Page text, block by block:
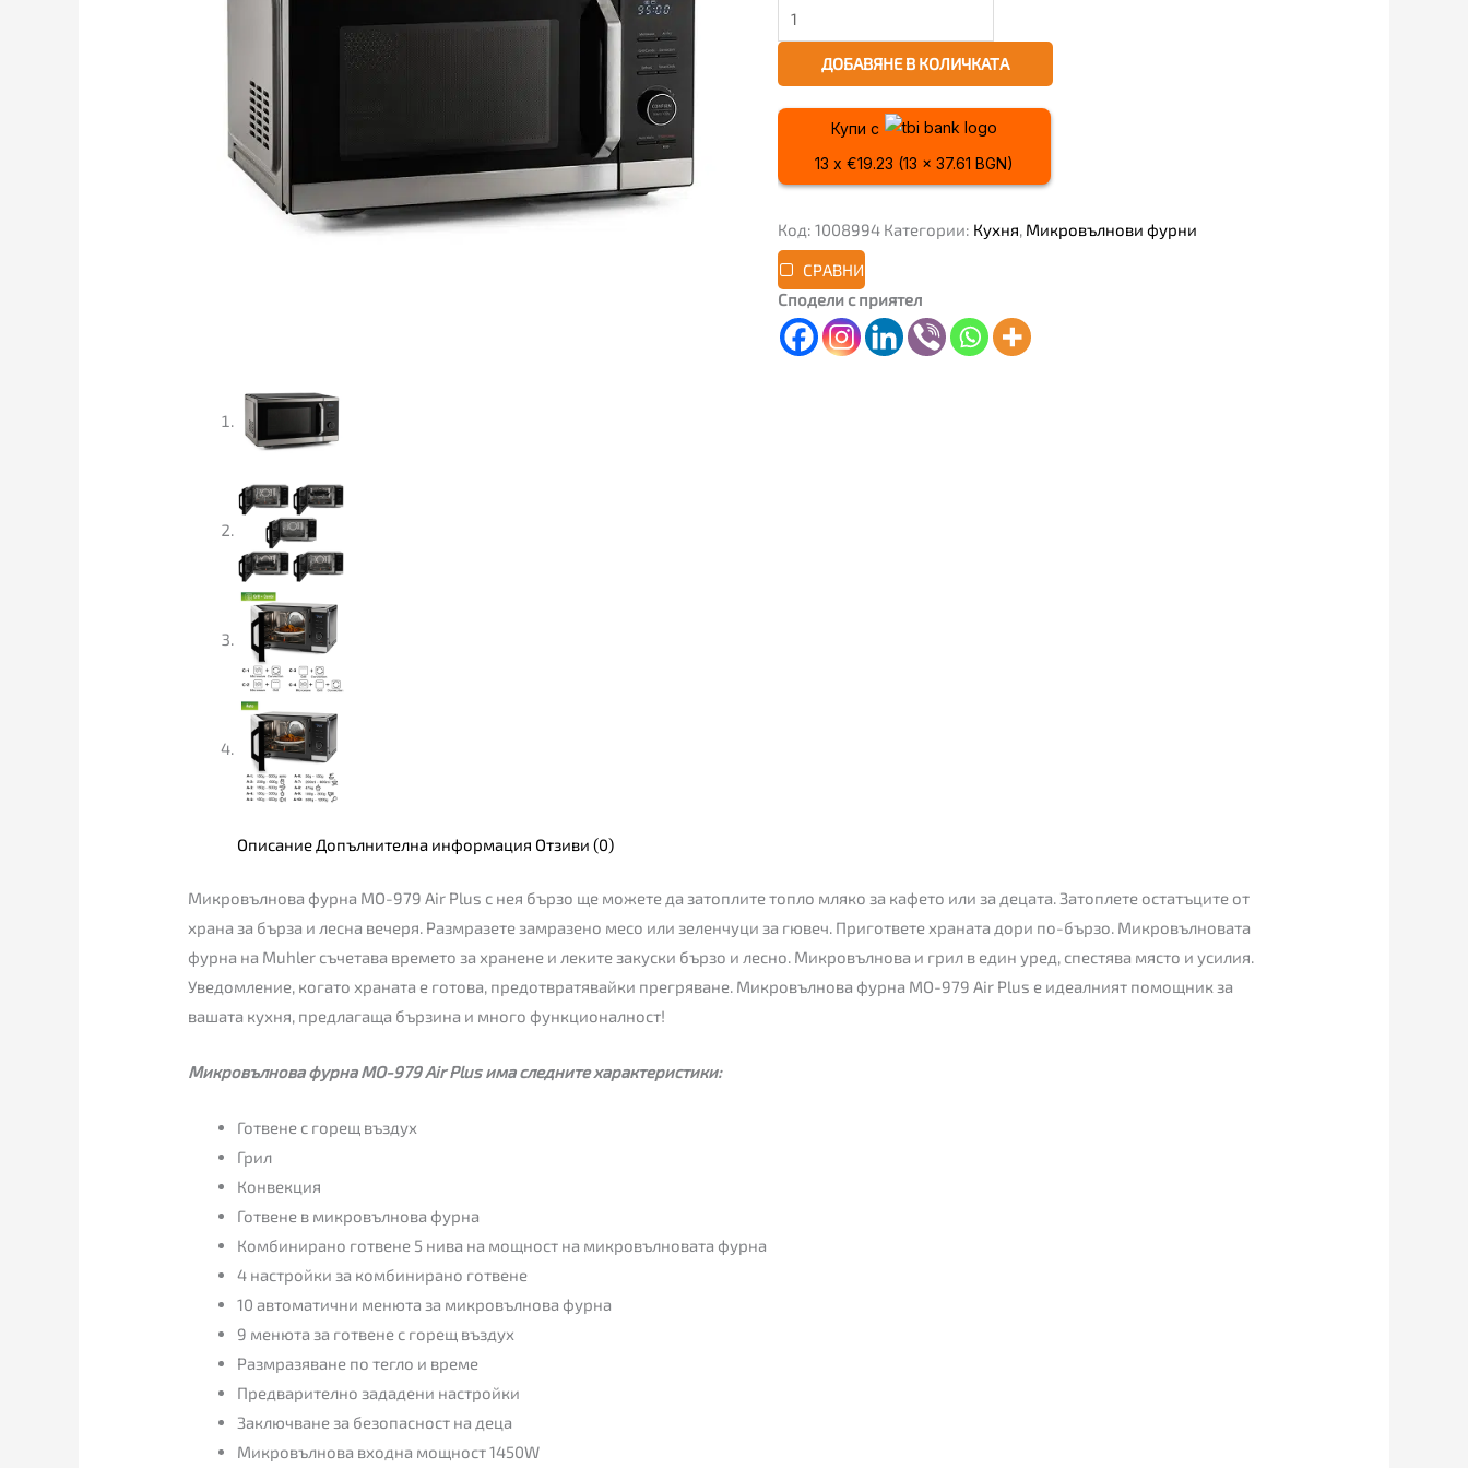
ДОБАВЯНЕ В КОЛИЧКАТА
Купи с
13 x €19.23 (13 x 37.61 BGN)
Код: 1008994 Категории: Кухня, Микровълнови фурни
СРАВНИ
Сподели с приятел
Описание Допълнителна информация Отзиви (0)
Микровълнова фурна MO-979 Air Plus с нея бързо ще можете да затоплите топло мляко за кафето или за децата. Затоплете остатъците от
храна за бърза и лесна вечеря. Размразете замразено месо или зеленчуци за гювеч. Пригответе храната дори по-бързо. Микровълновата
фурна на Muhler съчетава времето за хранене и леките закуски бързо и лесно. Микровълнова и грил в един уред, спестява място и усилия.
Уведомление, когато храната е готова, предотвратявайки прегряване. Микровълнова фурна MO-979 Air Plus е идеалният помощник за
вашата кухня, предлагаща бързина и много функционалност!
Микровълнова фурна MO-979 Air Plus има следните характеристики:
Готвене с горещ въздух
Грил
Конвекция
Готвене в микровълнова фурна
Комбинирано готвене 5 нива на мощност на микровълновата фурна
4 настройки за комбинирано готвене
10 автоматични менюта за микровълнова фурна
9 менюта за готвене с горещ въздух
Размразяване по тегло и време
Предварително зададени настройки
Заключване за безопасност на деца
Микровълнова входна мощност 1450W